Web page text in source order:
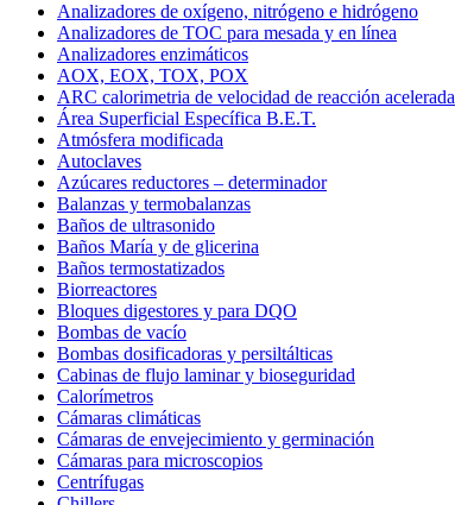
Analizadores de oxígeno, nitrógeno e hidrógeno
Analizadores de TOC para mesada y en línea
Analizadores enzimáticos
AOX, EOX, TOX, POX
ARC calorimetria de velocidad de reacción acelerada
Área Superficial Específica B.E.T.
Atmósfera modificada
Autoclaves
Azúcares reductores – determinador
Balanzas y termobalanzas
Baños de ultrasonido
Baños María y de glicerina
Baños termostatizados
Biorreactores
Bloques digestores y para DQO
Bombas de vacío
Bombas dosificadoras y persiltálticas
Cabinas de flujo laminar y bioseguridad
Calorímetros
Cámaras climáticas
Cámaras de envejecimiento y germinación
Cámaras para microscopios
Centrífugas